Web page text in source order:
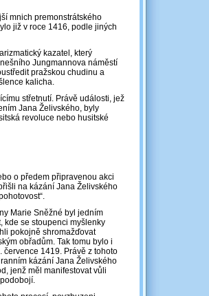
mnich premonstrátského
již v roce 1416, podle jiných
kazatel, který
Jungmannova náměstí
pražskou chudinu a
kalicha.
střetnutí. Právě události, jež
Jana Želivského, byly
revoluce nebo husitské
o předem připravenou akci
na kázání Jana Želivského
Marie Sněžné byl jedním
kde se stoupenci myšlenky
pokojně shromažďovat
obřadům. Tak tomu bylo i
července 1419. Právě z tohoto
kázání Jana Želivského
jenž měl manifestovat vůli